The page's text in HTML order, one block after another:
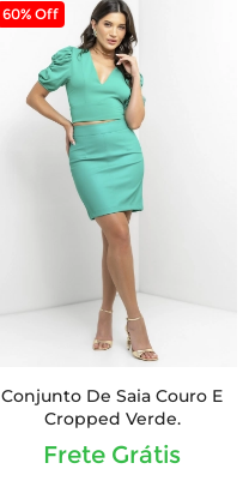
60% Off
Conjunto De Saia Couro E
Cropped Verde.
Frete Grátis